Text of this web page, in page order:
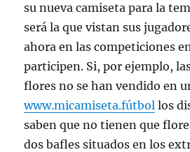
su nueva camiseta para la
será la que vistan sus
ahora en las competiciones
participen. Si, por ejemplo,
flores no se han vendido en
www.micamiseta.fútbol los
saben que no tienen que
dos bafles situados en los